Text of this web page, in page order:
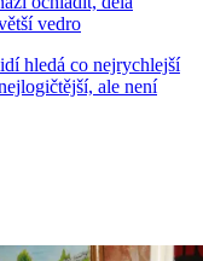
vedro
hledá co nejrychlejší
ale není